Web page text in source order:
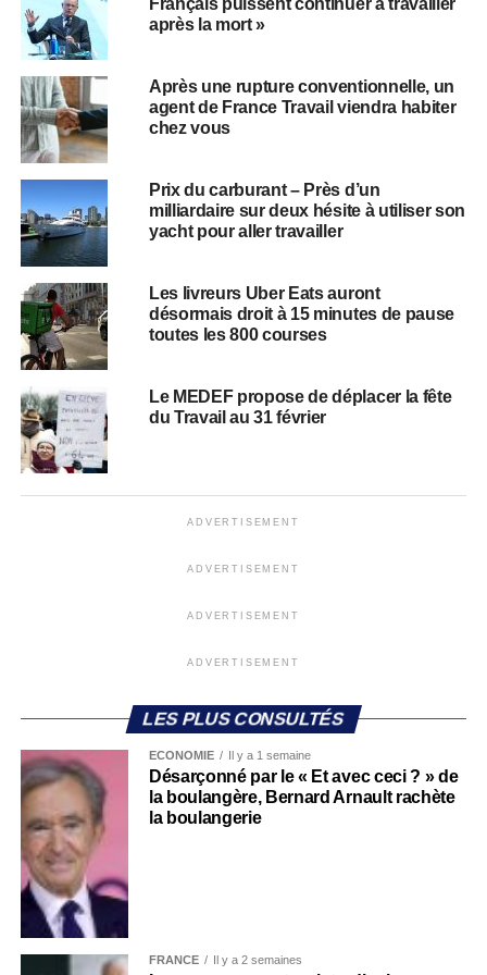
Français puissent continuer à travailler
après la mort »
Après une rupture conventionnelle, un
agent de France Travail viendra habiter
chez vous
Prix du carburant – Près d’un
milliardaire sur deux hésite à utiliser son
yacht pour aller travailler
Les livreurs Uber Eats auront
désormais droit à 15 minutes de pause
toutes les 800 courses
Le MEDEF propose de déplacer la fête
du Travail au 31 février
ADVERTISEMENT
ADVERTISEMENT
ADVERTISEMENT
ADVERTISEMENT
LES PLUS CONSULTÉS
ECONOMIE Il y a 1 semaine
Désarçonné par le « Et avec ceci ? » de
la boulangère, Bernard Arnault rachète
la boulangerie
FRANCE Il y a 2 semaines